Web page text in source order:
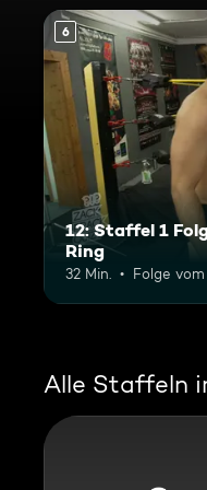
6
12: Staffel 1
Ring
32 Min. Folge vom
Alle Staffeln